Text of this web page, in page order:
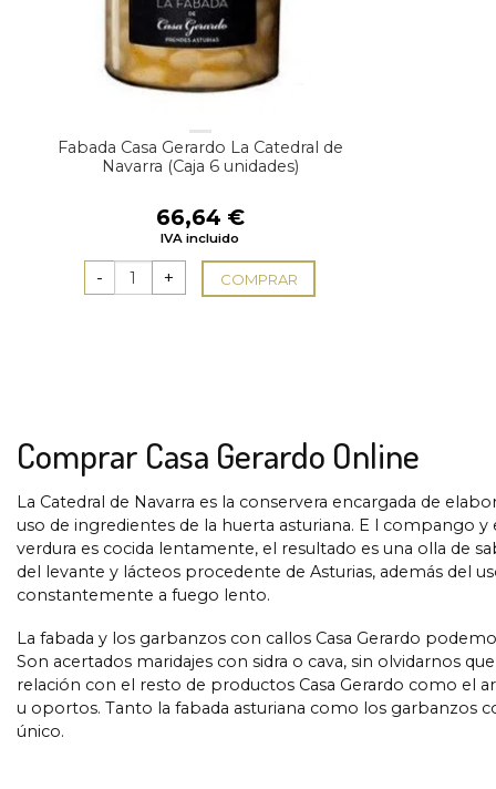
Fabada Casa Gerardo La Catedral de
Navarra (Caja 6 unidades)
66,64 €
IVA incluido
COMPRAR
Comprar Casa Gerardo Online
La Catedral de Navarra es la conservera encargada de
uso de ingredientes de la huerta asturiana. E l compango
verdura es cocida lentamente, el resultado es una olla de
del levante y lácteos procedente de Asturias, además del
constantemente a fuego lento.
La fabada y los garbanzos con callos Casa Gerardo
Son acertados maridajes con sidra o cava, sin olvidarnos
relación con el resto de productos Casa Gerardo como el
u oportos. Tanto la fabada asturiana como los garbanzos
único.